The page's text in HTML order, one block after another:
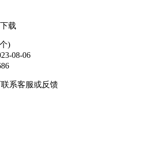
载
)
08-06
联系客服或反馈